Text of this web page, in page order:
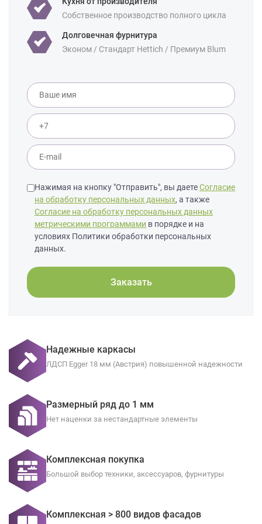
Собственное производство полного цикла
Долговечная фурнитура
Эконом / Стандарт Hettich / Премиум Blum
Нажимая на кнопку "Отправить", вы даетеСогласие
на обработку персональных данных, а также
Согласие на обработку персональных данных
метрическими программами в порядке и на
условиях Политики обработки персональных
данных.
Заказать
Надежные каркасы
ЛДСП Egger 18 мм (Австрия) повышенной надежности
Размерный ряд до 1 мм
Нет наценки за нестандартные элементы
Комплексная покупка
Большой выбор техники, аксессуаров, фурнитуры
Комплексная > 800 видов фасадов